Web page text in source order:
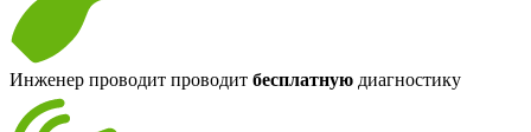
Инженер проводит проводит бесплатную диагностику